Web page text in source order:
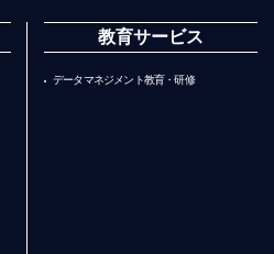
教育サービス
データマネジメント教育・研修